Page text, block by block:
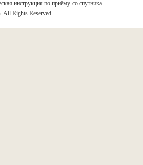
инструкция по приёму со спутника
All Rights Reserved